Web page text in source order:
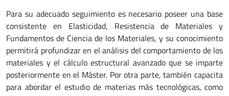
Para su adecuado seguimiento es necesario poseer una base
consistente en Elasticidad, Resistencia de Materiales y
Fundamentos de Ciencia de los Materiales, y su conocimiento
permitirá profundizar en el análisis del comportamiento de los
materiales y el cálculo estructural avanzado que se imparte
posteriormente en el Máster. Por otra parte, también capacita
para abordar el estudio de materias más tecnológicas, como